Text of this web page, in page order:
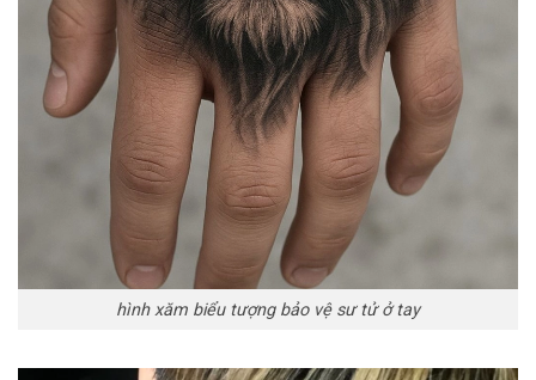
hình xăm biểu tượng bảo vệ sư tử ở tay